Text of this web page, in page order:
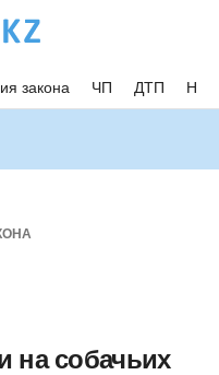
закона ЧП ДТП
на собачьих